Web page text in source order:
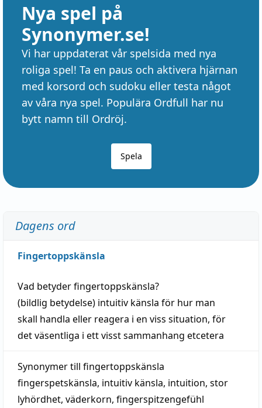
Nya spel på
Synonymer.se!
Vi har uppdaterat vår spelsida med nya
roliga spel! Ta en paus och aktivera hjärnan
med korsord och sudoku eller testa något
av våra nya spel. Populära Ordfull har nu
bytt namn till Ordröj.
Spela
Dagens ord
Fingertoppskänsla
Vad betyderfingertoppskänsla?
(bildlig betydelse) intuitiv känsla för hur man
skall handla eller reagera i en viss situation, för
det väsentliga i ett visstsammanhang etcetera
Synonymer till fingertoppskänsla
fingerspetskänsla, intuitiv känsla, intuition, stor
lyhördhet, väderkorn, fingerspitzengefühl